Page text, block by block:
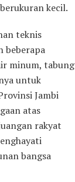
kecil.
teknis
beberapa
minum, tabung
untuk
Jambi
atas
rakyat
bangsa